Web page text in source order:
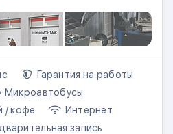
Гарантия на работы
Микроавтобусы
/ кофе
Интернет
запись